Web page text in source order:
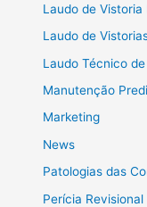
Laudo de Vistoria
Laudo de
Laudo Técnico
Manutenção
Marketing
News
Patologias das
Perícia